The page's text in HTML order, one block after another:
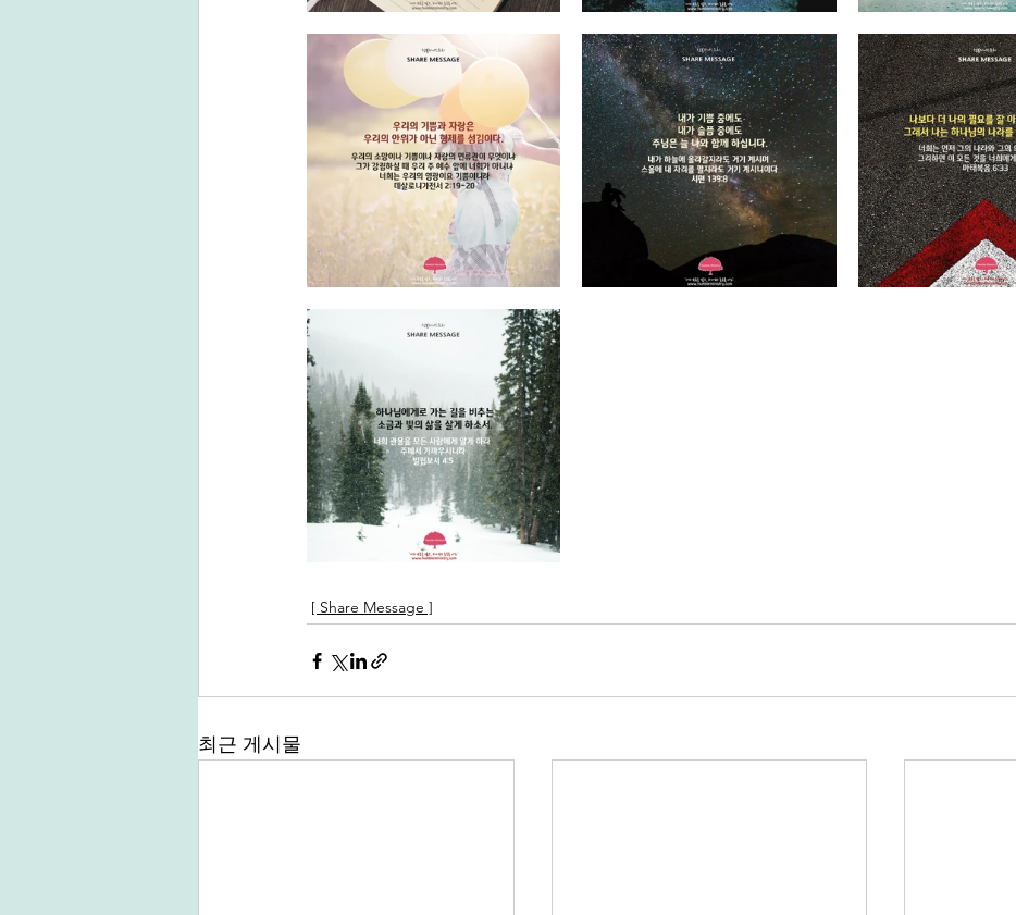
[ Share Message ]
최근 게시물